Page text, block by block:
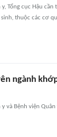
y, Tổng cục Hậu
thuộc các cơ
ngành
y và Bệnh viện